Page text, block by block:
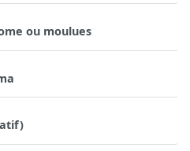
ou moulues